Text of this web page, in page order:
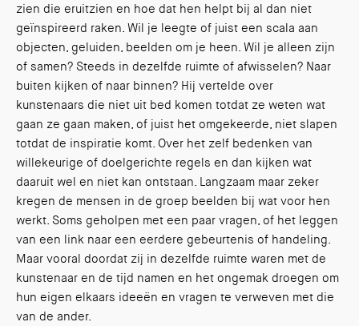
zien die eruitzien en hoe dat hen helpt bij al dan niet
geïnspireerd raken. Wil je leegte of juist een scala aan
objecten, geluiden, beelden om je heen. Wil je alleen zijn
of samen? Steeds in dezelfde ruimte of afwisselen? Naar
buiten kijken of naar binnen? Hij vertelde over
kunstenaars die niet uit bed komen totdat ze weten wat
gaan ze gaan maken, of juist het omgekeerde, niet slapen
totdat de inspiratie komt. Over het zelf bedenken van
willekeurige of doelgerichte regels en dan kijken wat
daaruit wel en niet kan ontstaan. Langzaam maar zeker
kregen de mensen in de groep beelden bij wat voor hen
werkt. Soms geholpen met een paar vragen, of het leggen
van een link naar een eerdere gebeurtenis of handeling.
Maar vooral doordat zij in dezelfde ruimte waren met de
kunstenaar en de tijd namen en het ongemak droegen om
hun eigen elkaars ideeën en vragen te verweven met die
van de ander.